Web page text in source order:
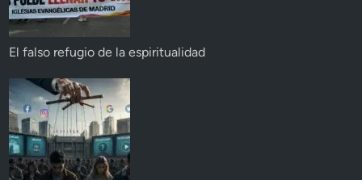
El falso refugio de la espiritualidad